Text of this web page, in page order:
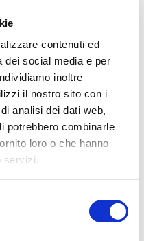
contenuti ed
dei social media e per
inoltre
il nostro sito con i
analisi dei dati web,
potrebbero combinarle
loro o che hanno
servizi.
controllato, con
L'adozione di strumenti
permette di sviluppare
alla normativa,
operativi. Per le banche
e sicurezza delle
contribuiscono a
vigilati e non vigilati,
del sistema e
e stabilità del mercato